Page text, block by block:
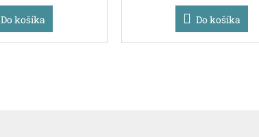
Do košíka Do košíka